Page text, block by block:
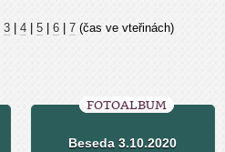
3 4 5 6 7 (čas ve vteřinách)
FOTOALBUM
Beseda 3.10.2020